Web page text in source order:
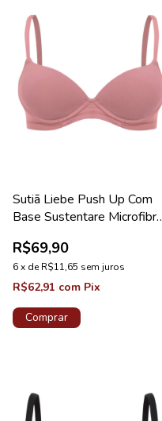
Sutiã Liebe Push Up Com
Base Sustentare Microfibra
R$69,90
6x deR$11,65 sem juros
R$62,91 com Pix
Comprar